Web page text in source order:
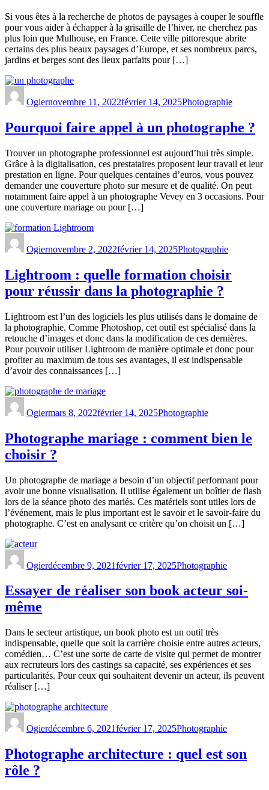
Si vous êtes à la recherche de photos de paysages à couper le souffle
pour vous aider à échapper à la grisaille de l’hiver, ne cherchez pas
plus loin que Mulhouse, en France. Cette ville pittoresque abrite
certains des plus beaux paysages d’Europe, et ses nombreux parcs,
jardins et berges sont des lieux parfaits pour […]
Ogiernovembre 11, 2022février 14, 2025Photographie
Pourquoi faire appel à un photographe ?
Trouver un photographe professionnel est aujourd’hui très simple.
Grâce à la digitalisation, ces prestataires proposent leur travail et leur
prestation en ligne. Pour quelques centaines d’euros, vous pouvez
demander une couverture photo sur mesure et de qualité. On peut
notamment faire appel à un photographe Vevey en 3 occasions. Pour
une couverture mariage ou pour […]
Ogiernovembre 2, 2022février 14, 2025Photographie
Lightroom : quelle formation choisir
pour réussir dans la photographie ?
Lightroom est l’un des logiciels les plus utilisés dans le domaine de
la photographie. Comme Photoshop, cet outil est spécialisé dans la
retouche d’images et donc dans la modification de ces dernières.
Pour pouvoir utiliser Lightroom de manière optimale et donc pour
profiter au maximum de tous ses avantages, il est indispensable
d’avoir des connaissances […]
Ogiermars 8, 2022février 14, 2025Photographie
Photographe mariage : comment bien le
choisir ?
Un photographe de mariage a besoin d’un objectif performant pour
avoir une bonne visualisation. Il utilise également un boîtier de flash
lors de la séance photo des mariés. Ces matériels sont utiles lors de
l’événement, mais le plus important est le savoir et le savoir-faire du
photographe. C’est en analysant ce critère qu’on choisit un […]
Ogierdécembre 9, 2021février 17, 2025Photographie
Essayer de réaliser son book acteur soi-
même
Dans le secteur artistique, un book photo est un outil très
indispensable, quelle que soit la carrière choisie entre autres acteurs,
comédien… C’est une sorte de carte de visite qui permet de montrer
aux recruteurs lors des castings sa capacité, ses expériences et ses
particularités. Pour ceux qui souhaitent devenir un acteur, ils peuvent
réaliser […]
Ogierdécembre 6, 2021février 17, 2025Photographie
Photographe architecture : quel est son
rôle ?